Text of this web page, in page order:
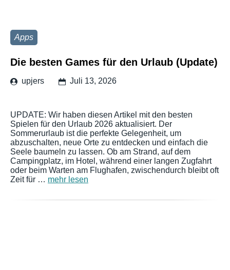
Apps
Die besten Games für den Urlaub (Update)
upjers Juli 13, 2026
UPDATE: Wir haben diesen Artikel mit den besten
Spielen für den Urlaub 2026 aktualisiert. Der
Sommerurlaub ist die perfekte Gelegenheit, um
abzuschalten, neue Orte zu entdecken und einfach die
Seele baumeln zu lassen. Ob am Strand, auf dem
Campingplatz, im Hotel, während einer langen Zugfahrt
oder beim Warten am Flughafen, zwischendurch bleibt oft
Zeit für … mehr lesen